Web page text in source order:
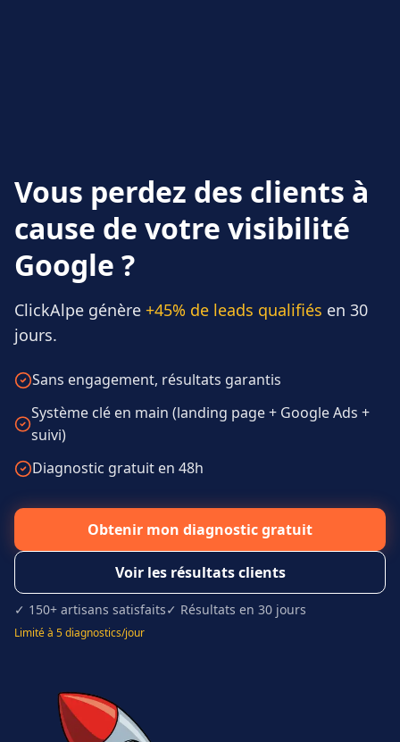
Vous perdez des clients à
cause de votre visibilité
Google ?
ClickAlpe génère +45% de leads qualifiés en 30
jours.
Sans engagement, résultats garantis
Système clé en main (landing page + Google Ads +
suivi)
Diagnostic gratuit en 48h
Obtenir mon diagnostic gratuit
Voir les résultats clients
✓ 150+ artisans satisfaits✓ Résultats en 30 jours
Limité à 5 diagnostics/jour